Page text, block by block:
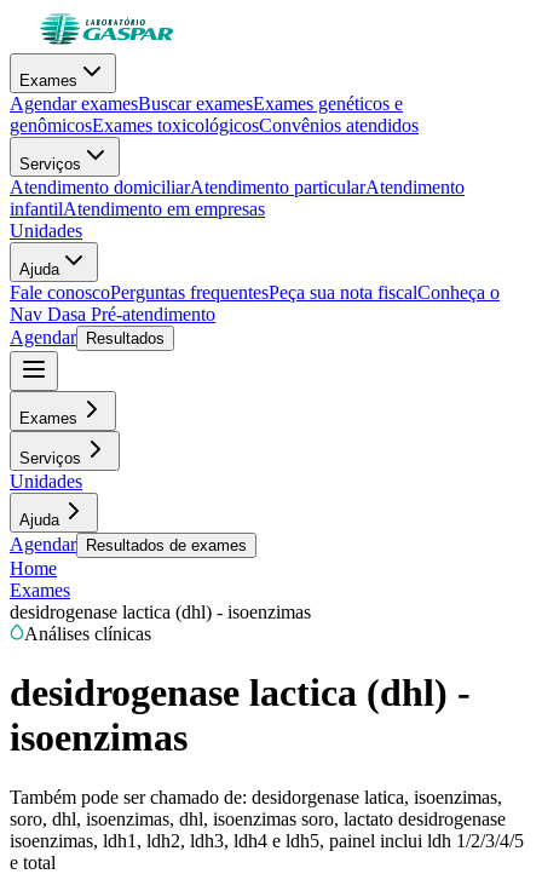
Exames
Agendar examesBuscar examesExames genéticos e
genômicosExames toxicológicosConvênios atendidos
Serviços
Atendimento domiciliarAtendimento particularAtendimento
infantilAtendimento em empresas
Unidades
Ajuda
Fale conoscoPerguntas frequentesPeça sua nota fiscalConheça o
Nav Dasa Pré-atendimento
Agendar
Resultados
Exames
Serviços
Unidades
Ajuda
Agendar Resultados de exames
Home
Exames
desidrogenase lactica (dhl) - isoenzimas
Análises clínicas
desidrogenase lactica (dhl) -
isoenzimas
Também pode ser chamado de: desidorgenase latica, isoenzimas,
soro, dhl, isoenzimas, dhl, isoenzimas soro, lactato desidrogenase
isoenzimas, ldh1, ldh2, ldh3, ldh4 e ldh5, painel inclui ldh 1/2/3/4/5
e total